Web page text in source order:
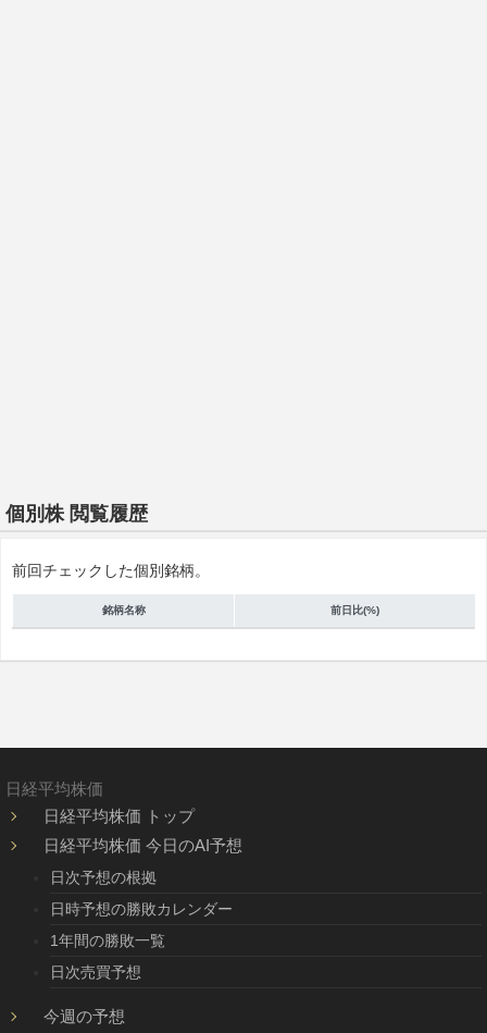
個別株 閲覧履歴
前回チェックした個別銘柄。
銘柄名称 前日比(%)
日経平均株価
日経平均株価 トップ
日経平均株価 今日のAI予想
日次予想の根拠
日時予想の勝敗カレンダー
1年間の勝敗一覧
日次売買予想
今週の予想